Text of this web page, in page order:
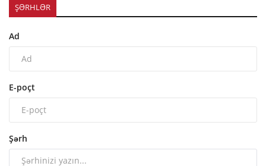
ŞƏRHLƏR
Ad
E-poçt
Şərh